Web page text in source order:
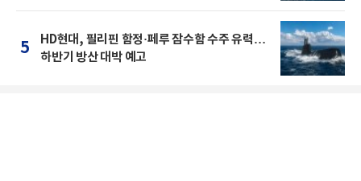
5
HD현대, 필리핀 함정·페루 잠수함 수주 유력…
하반기 방산 대박 예고